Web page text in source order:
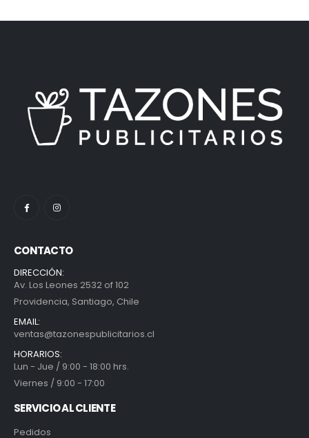
CONTACTO
DIRECCIÓN:
Av. Los Leones 2532 of 102
Providencia, Santiago, Chile
EMAIL:
ventas@tazonespublicitarios.cl
HORARIOS:
Lun - Jue / 9:00 - 18:00 hrs.
Viernes / 9:00 - 17:00
SERVICIO AL CLIENTE
Pedidos